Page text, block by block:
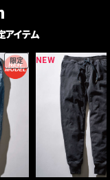
アイテム
限定 NEW